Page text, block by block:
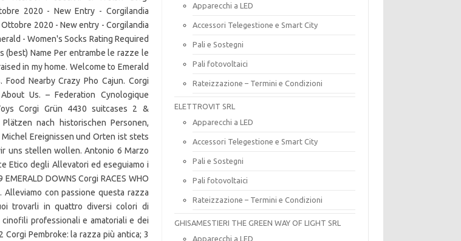
Apparecchi a LED
Accessori Telegestione e Smart City
Pali e Sostegni
Pali fotovoltaici
Rateizzazione – Termini e Condizioni
ELETTROVIT SRL
Apparecchi a LED
Accessori Telegestione e Smart City
Pali e Sostegni
Pali fotovoltaici
Rateizzazione – Termini e Condizioni
GHISAMESTIERI THE GREEN WAY OF LIGHT SRL
Apparecchi a LED